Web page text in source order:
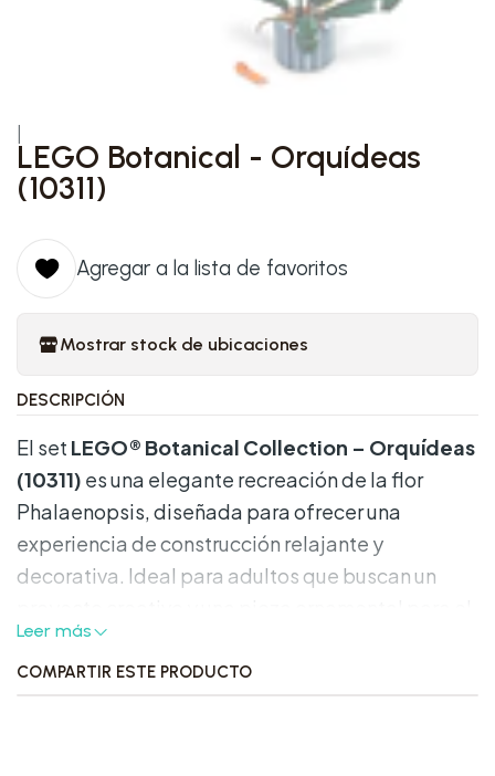
LEGO Botanical - Orquídeas
(10311)
Agregar a la lista de favoritos
Mostrar stock de ubicaciones
DESCRIPCIÓN
El set LEGO® Botanical Collection – Orquídeas
(10311) es una elegante recreación de la flor
Phalaenopsis, diseñada para ofrecer una
experiencia de construcción relajante y
decorativa. Ideal para adultos que buscan un
hogar u oficina.
Características destacadas:
Leer más
COMPARTIR ESTE PRODUCTO